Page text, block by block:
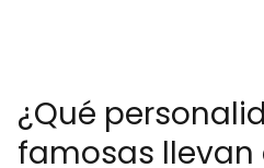
¿Qué
famosas llevan